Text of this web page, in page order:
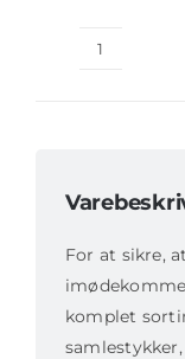
m/
mm
udløb
antal
For at sikre,
komplet